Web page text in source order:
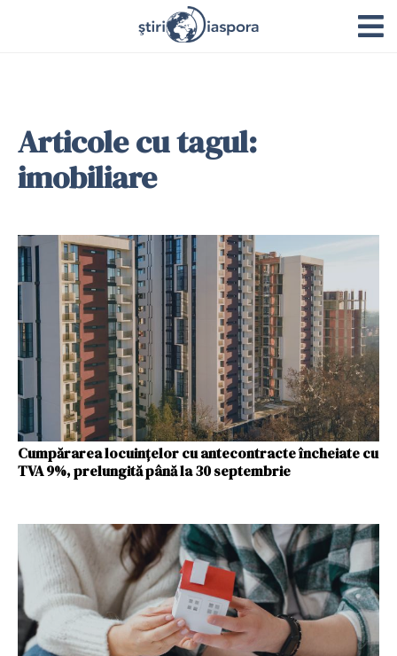
Articole cu tagul:
imobiliare
Cumpărarea locuinţelor cu antecontracte încheiate cu
TVA 9%, prelungită până la 30 septembrie